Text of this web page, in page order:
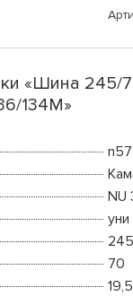
«Шина 245/
134M»
NU
уни
245
70
19,5